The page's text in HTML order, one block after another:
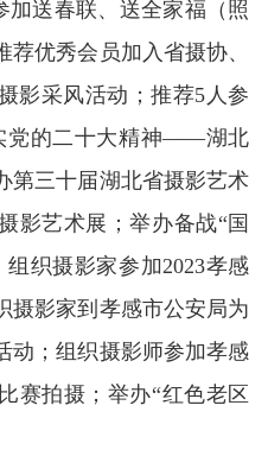
加送春联、送全家福（照
优秀会员加入省摄协、
影采风活动；推荐5人参
党的二十大精神——湖北
第三十届湖北省摄影艺术
影艺术展；举办备战“国
织摄影家参加2023孝感
摄影家到孝感市公安局为
动；组织摄影师参加孝感
赛拍摄；举办“红色老区